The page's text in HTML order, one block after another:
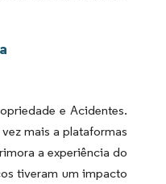
e Acidentes.
mais a plataformas
a experiência do
tiveram um impacto